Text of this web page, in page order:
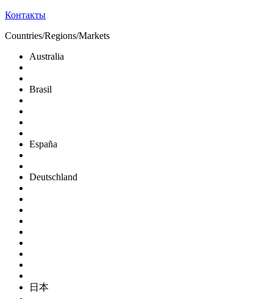
Контакты
Countries/Regions/Markets
Australia
Brasil
España
Deutschland
日本